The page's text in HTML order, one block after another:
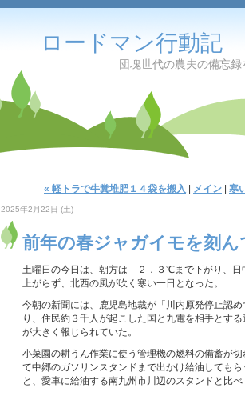
ロードマン行動記
団塊世代の農夫の備忘録を兼
« 軽トラで牛糞堆肥１４袋を搬入 メイン 寒
2025年2月22日 (土)
前年の春ジャガイモを刻ん
土曜日の今日は、朝方は－２．３℃まで下がり、
上がらず、北西の風が吹く寒い一日となった。
今朝の新聞には、鹿児島地裁が「川内原発停止認
り、住民約３千人が起こした国と九電を相手とす
が大きく報じられていた。
小菜園の耕うん作業に使う管理機の燃料の備蓄が
て中郷のガソリンスタンドまで出かけ給油しても
と、愛車に給油する南九州市川辺のスタンドと比べ